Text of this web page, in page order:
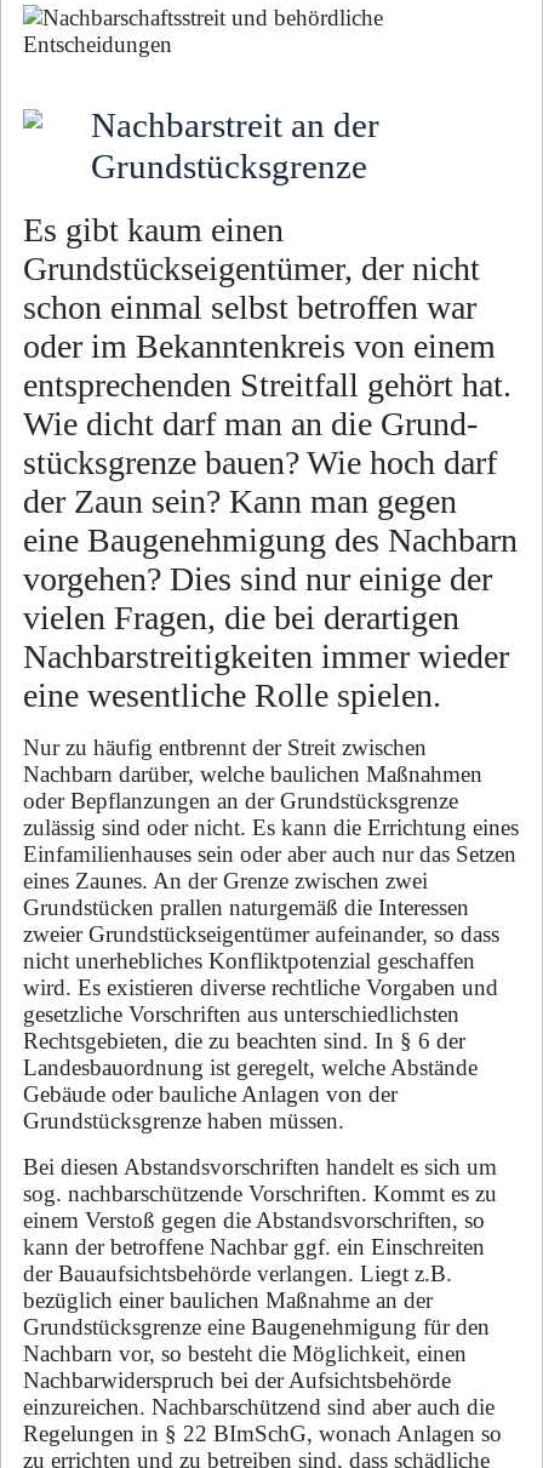
Nachbarstreit an der
Grundstücksgrenze
Es gibt kaum einen
Grundstückseigentümer, der nicht
schon einmal selbst betroffen war
oder im Be­kann­ten­kreis von einem
entsprechenden Streitfall gehört hat.
Wie dicht darf man an die Grund­
stücks­gren­ze bauen? Wie hoch darf
der Zaun sein? Kann man gegen
eine Bau­ge­neh­mi­gung des Nach­barn
vorgehen? Dies sind nur einige der
vielen Fragen, die bei derartigen
Nach­bar­strei­tig­kei­ten immer wieder
eine wesentliche Rolle spielen.
Nur zu häufig entbrennt der Streit zwischen
Nachbarn darüber, welche baulichen Maßnahmen
oder Bepflanzungen an der Grundstücksgrenze
zulässig sind oder nicht. Es kann die Er­rich­tung ei­nes
Einfamilienhauses sein oder aber auch nur das Setzen
eines Zaunes. An der Gren­ze zwi­schen zwei
Grundstücken prallen naturgemäß die Interessen
zweier Grund­stücks­ei­gen­tü­mer auf­ein­an­der, so dass
nicht unerhebliches Konfliktpotenzial geschaffen
wird. Es exi­stie­ren diverse recht­li­che Vorgaben und
gesetzliche Vorschriften aus unterschiedlichsten
Rechts­ge­bie­ten, die zu be­ach­ten sind. In § 6 der
Landesbauordnung ist geregelt, welche Ab­stän­de
Gebäude oder bauliche An­la­gen von der
Grundstücksgrenze haben müssen.
Bei diesen Abstandsvorschriften handelt es sich um
sog. nachbarschützende Vorschriften. Kommt es zu
einem Verstoß gegen die Abstandsvorschriften, so
kann der betroffene Nachbar ggf. ein Ein­schrei­ten
der Bauaufsichtsbehörde verlangen. Liegt z.B.
bezüglich einer baulichen Maß­nah­me an der
Grundstücksgrenze eine Baugenehmigung für den
Nachbarn vor, so be­steht die Mög­lich­keit, einen
Nachbarwiderspruch bei der Aufsichtsbehörde
einzureichen. Nach­bar­schüt­zend sind aber auch die
Regelungen in § 22 BImSchG, wonach Anlagen so
zu er­rich­ten und zu betreiben sind, dass schädliche